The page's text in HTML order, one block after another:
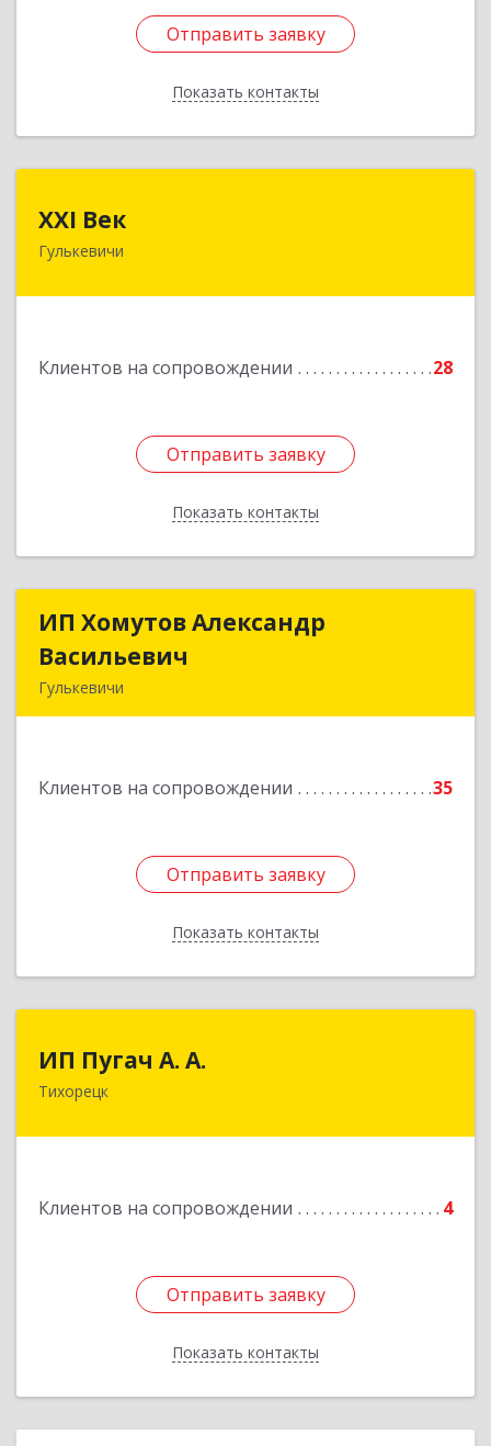
Отправить заявку
Показать контакты
Отправить заявку
Назад
XXI Век
Гулькевичи
Клиентов на сопровождении 28
Отправить заявку
Показать контакты
Отправить заявку
Назад
ИП Хомутов Александр
Васильевич
Гулькевичи
Клиентов на сопровождении 35
Отправить заявку
Показать контакты
ИП Хомутов Александр
Подробнее
Отправить заявку
Назад
ИП Пугач А. А.
Тихорецк
Клиентов на сопровождении 4
Отправить заявку
Показать контакты
352114, Краснодарский край, Тихорецкий р-н,
Подробнее
Отправить заявку
Назад